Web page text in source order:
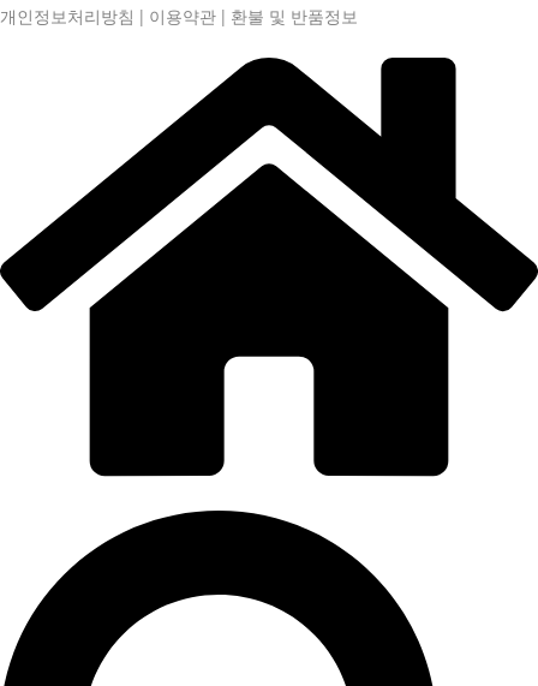
개인정보처리방침 | 이용약관 | 환불 및 반품정보